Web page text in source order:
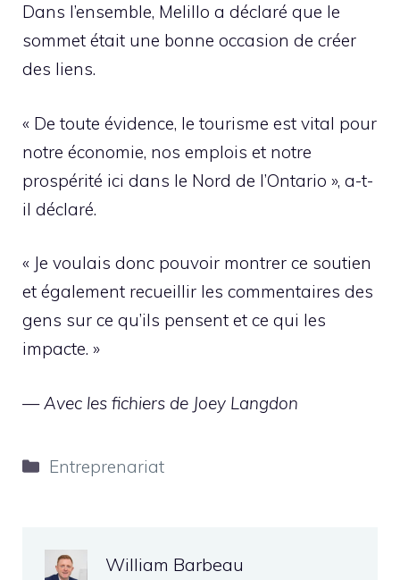
Dans l’ensemble, Melillo a déclaré que le
sommet était une bonne occasion de créer
des liens.
« De toute évidence, le tourisme est vital pour
notre économie, nos emplois et notre
prospérité ici dans le Nord de l’Ontario », a-t-
il déclaré.
« Je voulais donc pouvoir montrer ce soutien
et également recueillir les commentaires des
gens sur ce qu’ils pensent et ce qui les
impacte. »
— Avec les fichiers de Joey Langdon
Catégories
Entreprenariat
William Barbeau